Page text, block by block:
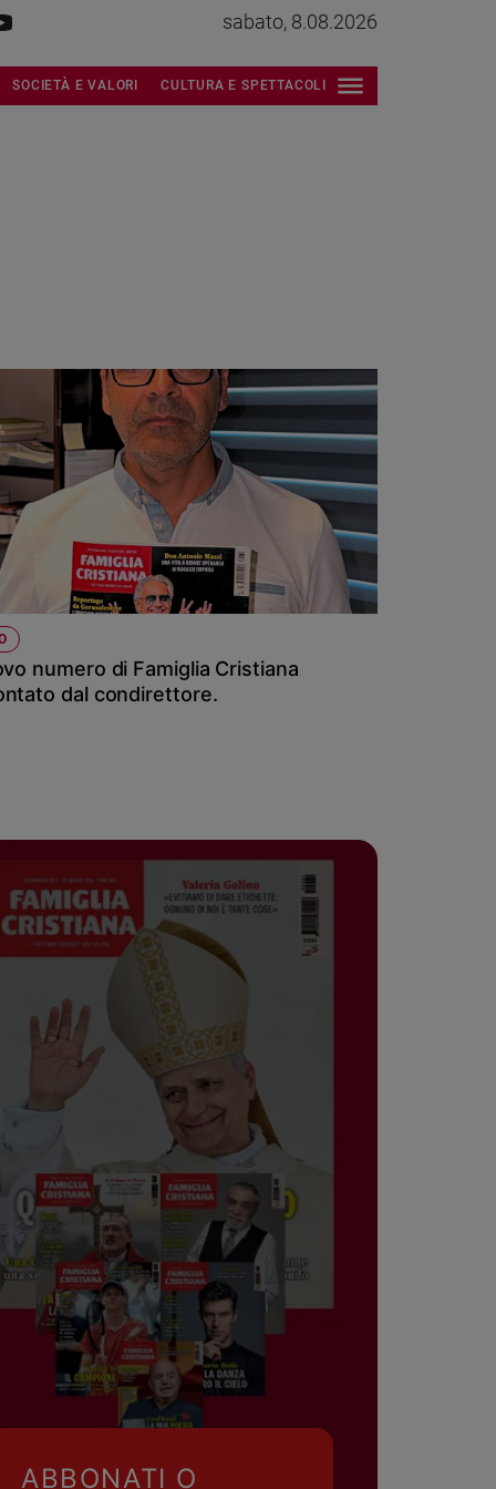
sabato, 8.08.2026
SOCIETÀ E VALORI CULTURA E SPETTACOLI
numero di Famiglia Cristiana
dal condirettore.
ABBONATI O